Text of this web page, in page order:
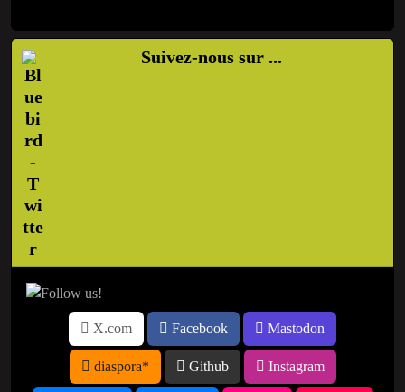
Suivez-nous sur ...
X.com Facebook Mastodon
diaspora* Github Instagram